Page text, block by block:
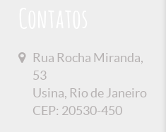
Rua Rocha Miranda,
53
Usina, Rio de Janeiro
CEP: 20530-450